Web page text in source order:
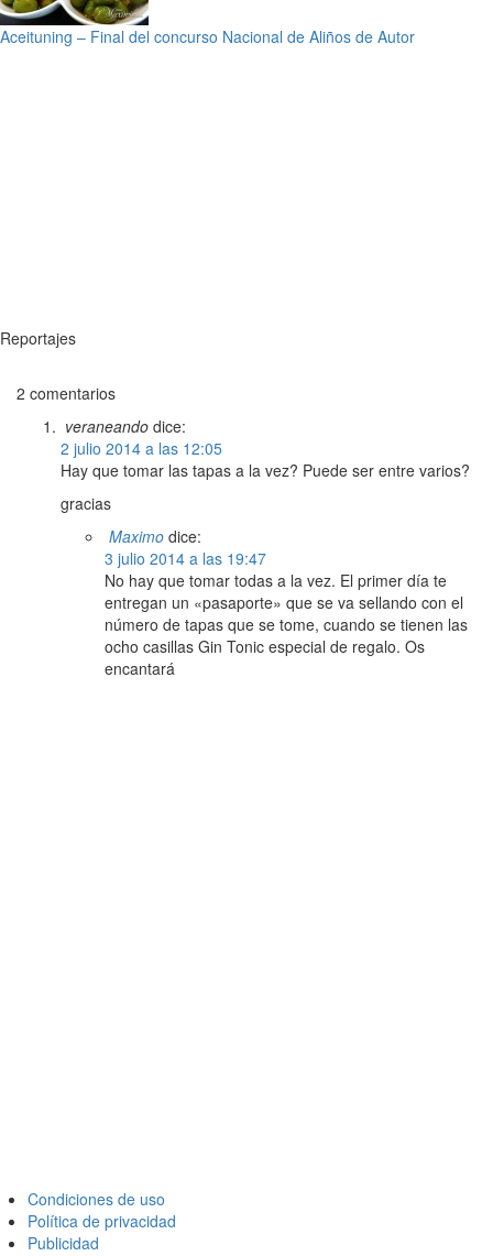
Aceituning – Final del concurso Nacional de Aliños de Autor
Reportajes
2 comentarios
veraneando dice:
2 julio 2014 a las 12:05
Hay que tomar las tapas a la vez? Puede ser entre varios?
gracias
Maximo dice:
3 julio 2014 a las 19:47
No hay que tomar todas a la vez. El primer día te
entregan un «pasaporte» que se va sellando con el
número de tapas que se tome, cuando se tienen las
ocho casillas Gin Tonic especial de regalo. Os
encantará
Condiciones de uso
Política de privacidad
Publicidad